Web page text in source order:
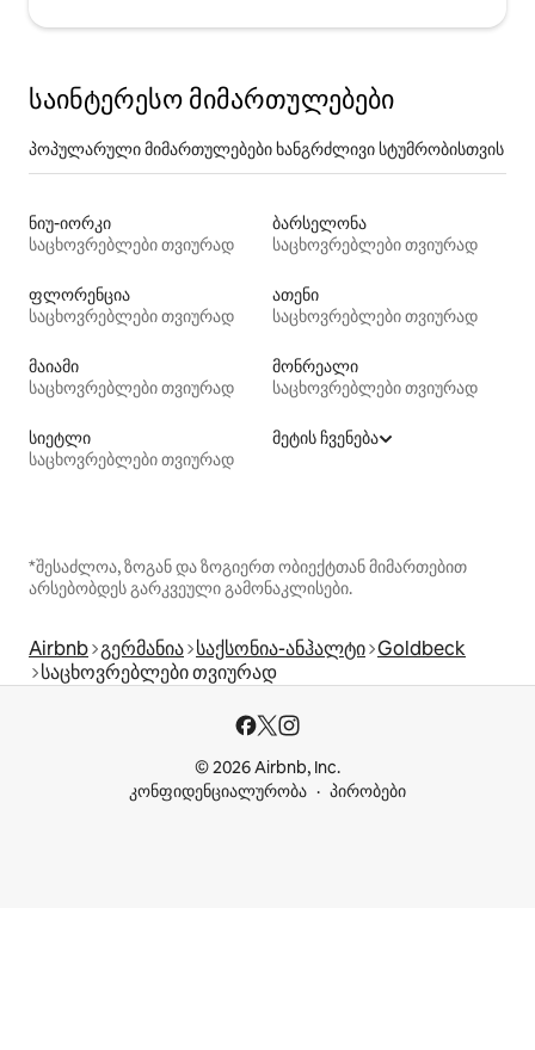
საინტერესო მიმართულებები
პოპულარული მიმართულებები ხანგრძლივი სტუმრობისთვის
ნიუ-იორკი
საცხოვრებლები თვიურად
ბარსელონა
საცხოვრებლები თვიურად
ფლორენცია
საცხოვრებლები თვიურად
ათენი
საცხოვრებლები თვიურად
მაიამი
საცხოვრებლები თვიურად
მონრეალი
საცხოვრებლები თვიურად
სიეტლი
საცხოვრებლები თვიურად
მეტის ჩვენება
*შესაძლოა, ზოგან და ზოგიერთ ობიექტთან მიმართებით
არსებობდეს გარკვეული გამონაკლისები.
Airbnb გერმანია საქსონია-ანჰალტი Goldbeck
საცხოვრებლები თვიურად
© 2026 Airbnb, Inc.
კონფიდენციალურობა
პირობები